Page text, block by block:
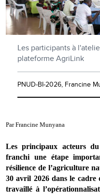
Les participants à
plateforme AgriLink
PNUD-BI-2026, Francine
Par Francine Munyana
Les principaux acteurs
franchi une étape
résilience de l’agriculture
30 avril 2026 dans le cadre
travaillé à